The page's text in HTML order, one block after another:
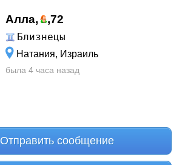
Алла, ,72
Близнецы
Натания, Израиль
была 4 часа назад
Отправить сообщение